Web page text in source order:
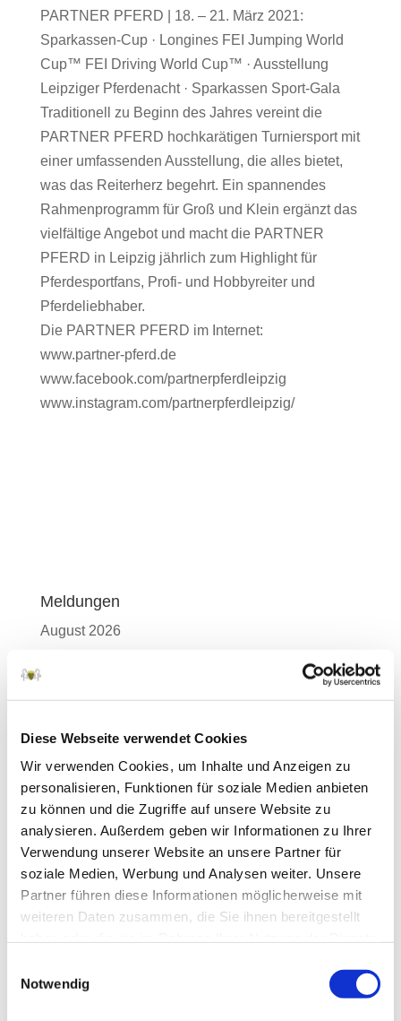
Diese Webseite verwendet Cookies
Wir verwenden Cookies, um Inhalte und Anzeigen zu
personalisieren, Funktionen für soziale Medien anbieten
zu können und die Zugriffe auf unsere Website zu
analysieren. Außerdem geben wir Informationen zu Ihrer
Verwendung unserer Website an unsere Partner für
soziale Medien, Werbung und Analysen weiter. Unsere
Partner führen diese Informationen möglicherweise mit
weiteren Daten zusammen, die Sie ihnen bereitgestellt
Notwendig
PARTNER PFERD | 18. – 21. März 2021:
Sparkassen-Cup · Longines FEI Jumping World
Cup™ FEI Driving World Cup™ · Ausstellung
Leipziger Pferdenacht · Sparkassen Sport-Gala
Traditionell zu Beginn des Jahres vereint die
PARTNER PFERD hochkarätigen Turniersport mit
einer umfassenden Ausstellung, die alles bietet,
was das Reiterherz begehrt. Ein spannendes
Rahmenprogramm für Groß und Klein ergänzt das
vielfältige Angebot und macht die PARTNER
PFERD in Leipzig jährlich zum Highlight für
Pferdesportfans, Profi- und Hobbyreiter und
Pferdeliebhaber.
Die PARTNER PFERD im Internet:
www.partner-pferd.de
www.facebook.com/partnerpferdleipzig
www.instagram.com/partnerpferdleipzig/
Meldungen
August 2026
März 2026
Februar 2026
Januar 2026
Dezember 2025
November 2025
Oktober 2025
September 2025